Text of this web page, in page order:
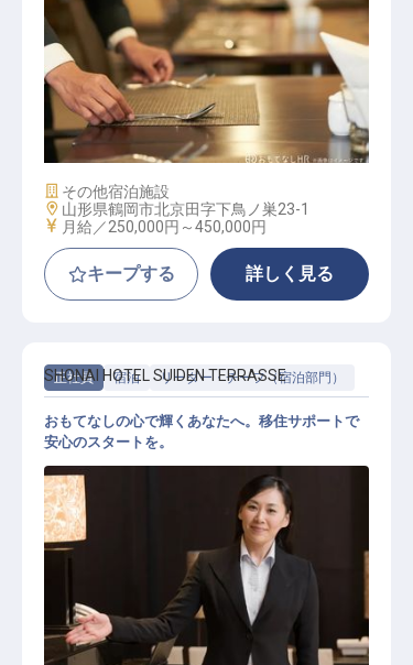
マネジメント スタッフ
施設業態
その他宿泊施設
勤務地
山形県鶴岡市北京田字下鳥ノ巣23-1
給与
月給／250,000円～450,000円
キープする 詳しく見る
正社員 宿泊 リーダー・チーフ（宿泊部門）
レセプションリーダー
SHONAI HOTEL SUIDEN TERRASSE
おもてなしの心で輝くあなたへ。移住サポートで
安心のスタートを。